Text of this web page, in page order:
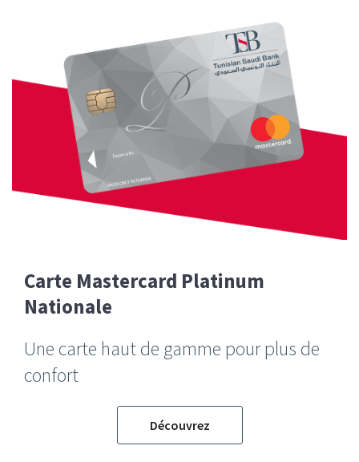
Carte Mastercard Platinum
Nationale
Une carte haut de gamme pour plus de
confort
Découvrez